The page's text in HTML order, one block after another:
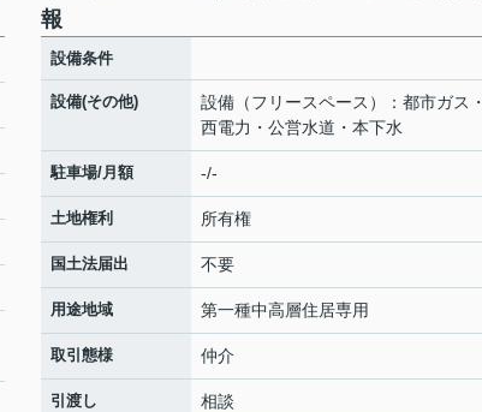
報
設備条件
設備(その他)
設備（フリースペース）：都市ガス
西電力・公営水道・本下水
駐車場/月額 -/-
土地権利 所有権
国土法届出 不要
用途地域 第一種中高層住居専用
取引態様 仲介
引渡し 相談